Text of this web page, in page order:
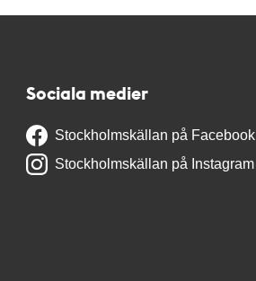
Sociala medier
Stockholmskällan på Facebook
Stockholmskällan på Instagram